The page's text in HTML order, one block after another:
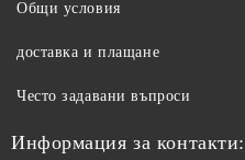
Общи условия
доставка и плащане
Често задавани въпроси
Информация за контакти: